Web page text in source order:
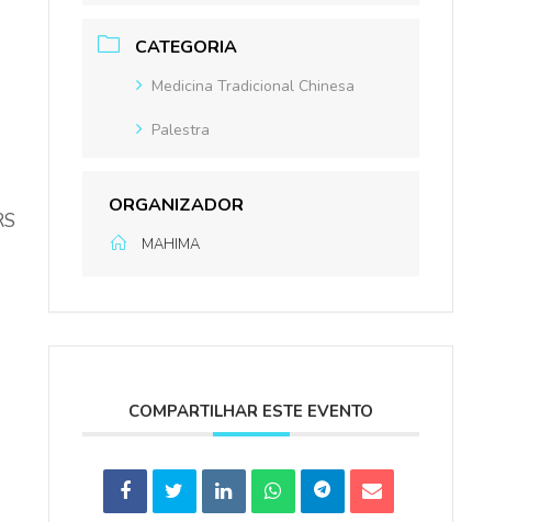
CATEGORIA
Medicina Tradicional Chinesa
Palestra
ORGANIZADOR
MAHIMA
COMPARTILHAR ESTE EVENTO